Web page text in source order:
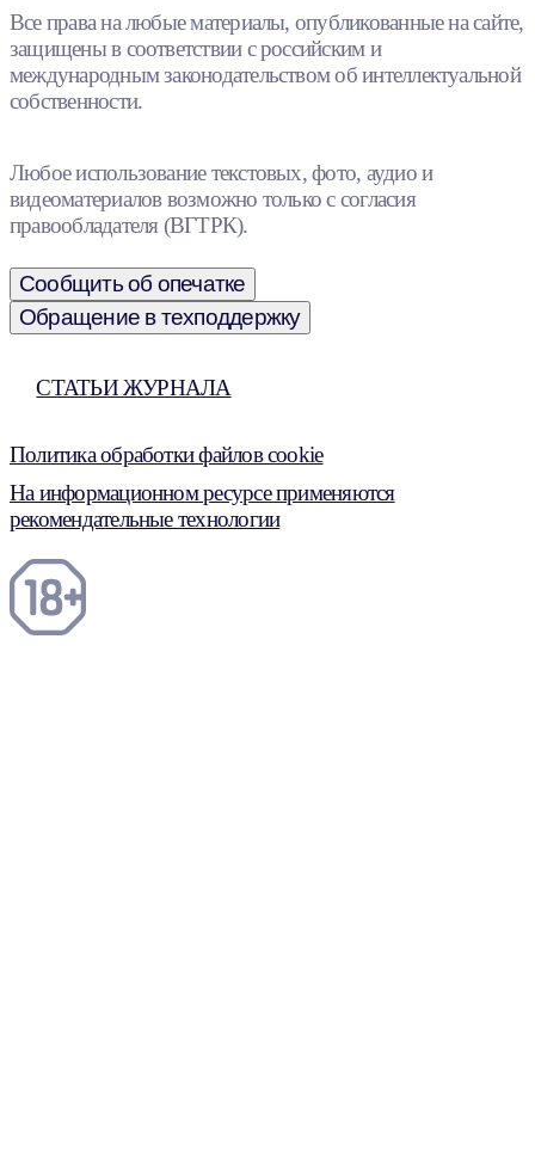
Все права на любые материалы, опубликованные на сайте,
защищены в соответствии с российским и
международным законодательством об интеллектуальной
собственности.
Любое использование текстовых, фото, аудио и
видеоматериалов возможно только с согласия
правообладателя (ВГТРК).
Сообщить об опечатке
Обращение в техподдержку
СТАТЬИ ЖУРНАЛА
Политика обработки файлов cookie
На информационном ресурсе применяются
рекомендательные технологии